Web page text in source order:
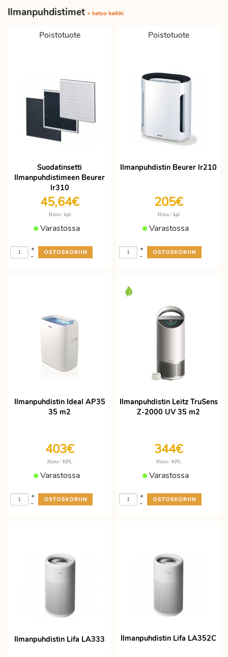
Ilmanpuhdistimet » katso kaikki
Poistotuote
Suodatinsetti
Ilmanpuhdistimeen Beurer
lr310
45,64€
Hinta / kpl
Varastossa
-
+
Poistotuote
Ilmanpuhdistin Beurer lr210
205€
Hinta / kpl
Varastossa
-
+
Ilmanpuhdistin Ideal AP35
35 m2
403€
Hinta / KPL
Varastossa
-
+
Ilmanpuhdistin Leitz TruSens
Z-2000 UV 35 m2
344€
Hinta / KPL
Varastossa
-
+
Ilmanpuhdistin Lifa LA333 Ilmanpuhdistin Lifa LA352C